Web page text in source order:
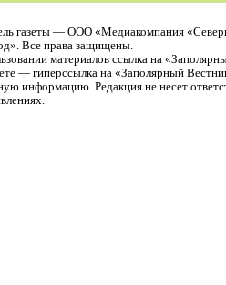
газеты — ООО «Медиакомпания
Все права защищены.
материалов ссылка на
— гиперссылка на «Заполярный
информацию. Редакция не несет